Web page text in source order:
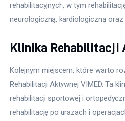
rehabilitacyjnych, w tym
neurologiczną, kardiologiczną
Klinika Rehabilitacji
Kolejnym miejscem, które warto
Rehabilitacji Aktywnej VIMED. Ta
rehabilitacji sportowej i
rehabilitację po urazach i